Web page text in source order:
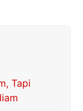
Tapi